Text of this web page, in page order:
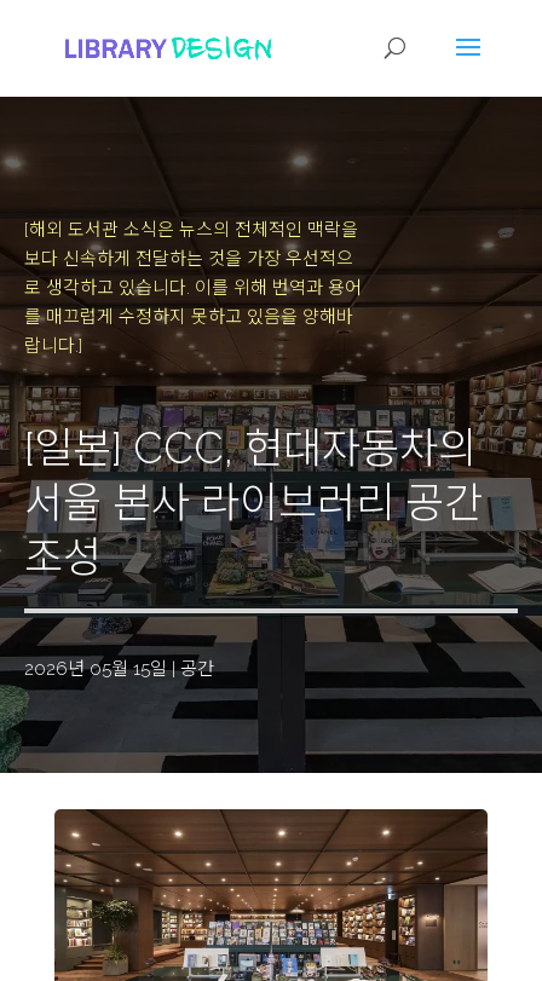
[해외 도서관 소식은 뉴스의 전체적인 맥락을
보다 신속하게 전달하는 것을 가장 우선적으
로 생각하고 있습니다. 이를 위해 번역과 용어
를 매끄럽게 수정하지 못하고 있음을 양해바
랍니다.]
[일본] CCC, 현대자동차의
서울 본사 라이브러리 공간
조성
2026년 05월 15일|공간